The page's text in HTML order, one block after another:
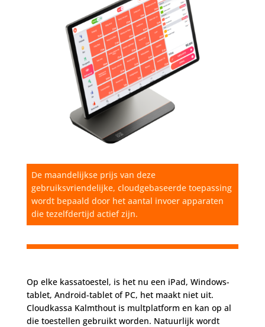
De maandelijkse prijs van deze
gebruiksvriendelijke, cloudgebaseerde toepassing
wordt bepaald door het aantal invoer apparaten
die tezelfdertijd actief zijn.
Op elke kassatoestel, is het nu een iPad, Windows-
tablet, Android-tablet of PC, het maakt niet uit.
Cloudkassa Kalmthout is multplatform en kan op al
die toestellen gebruikt worden. Natuurlijk wordt